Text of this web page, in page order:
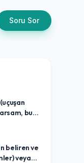
Mod
Soru Sor
bu
beliren ve
veya